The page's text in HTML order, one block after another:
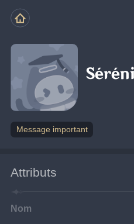
Message important
Attributs
Nom